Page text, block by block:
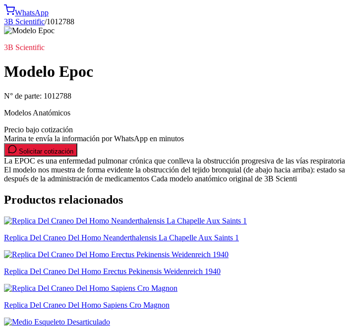
WhatsApp
3B Scientific/1012788
3B Scientific
Modelo Epoc
N° de parte: 1012788
Modelos Anatómicos
Precio bajo cotización
Marina te envía la información por WhatsApp en minutos
Solicitar cotización
La EPOC es una enfermedad pulmonar crónica que conlleva la obstrucción progresiva de las vías
El modelo nos muestra de forma evidente la obstrucción del tejido bronquial (de abajo hacia arriba): estado
después de la administración de medicamentos Cada modelo anatómico original de 3B Scienti
Productos relacionados
Replica Del Craneo Del Homo Neanderthalensis La Chapelle Aux Saints 1
Replica Del Craneo Del Homo Erectus Pekinensis Weidenreich 1940
Replica Del Craneo Del Homo Sapiens Cro Magnon